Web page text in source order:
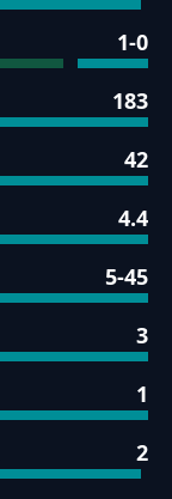
1-0
183
42
4.4
5-45
3
1
2